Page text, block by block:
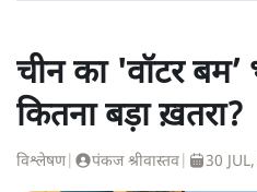
चीन का 'वॉटर
कितना बड़ा ख़तरा?
विश्लेषण| पंकज श्रीवास्तव 30